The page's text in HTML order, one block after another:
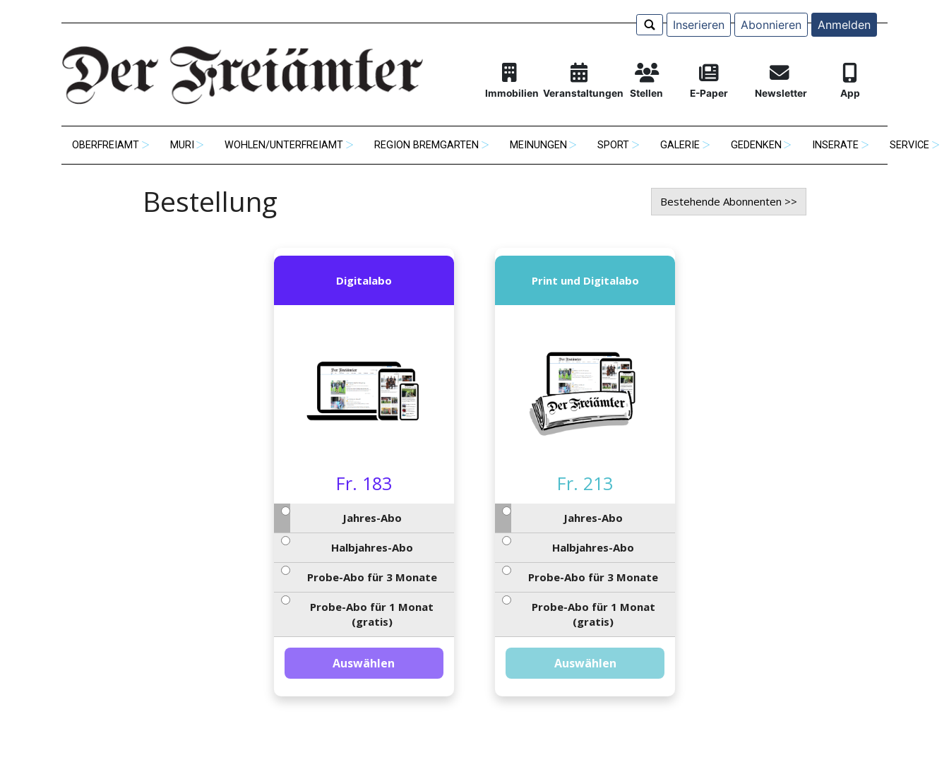
Inserieren Abonnieren Anmelden
Immobilien Veranstaltungen Stellen E-Paper Newsletter App
OBERFREIAMT MURI WOHLEN/UNTERFREIAMT REGION BREMGARTEN MEINUNGEN SPORT GALERIE GEDENKEN INSERATE SERVICE